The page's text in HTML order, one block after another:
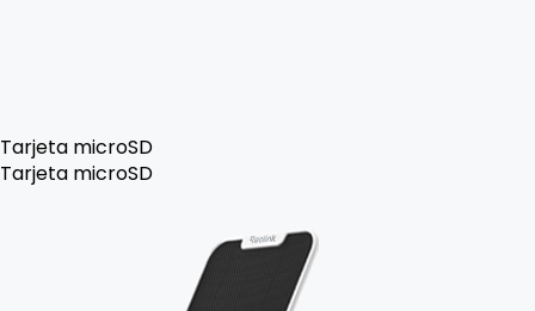
Tarjeta microSD
Tarjeta microSD